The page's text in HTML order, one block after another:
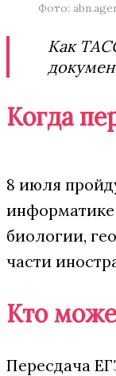
Фото:
Как
Когда
8 июля
биологии,
части
Кто
Пересдача